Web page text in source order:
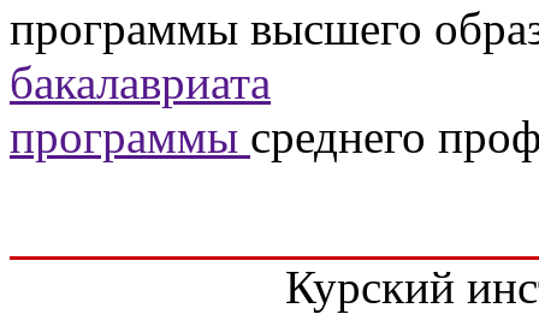
программы высшего
бакалавриата
программы среднего
Курский